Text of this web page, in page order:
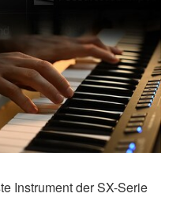
Instrument der SX-Serie